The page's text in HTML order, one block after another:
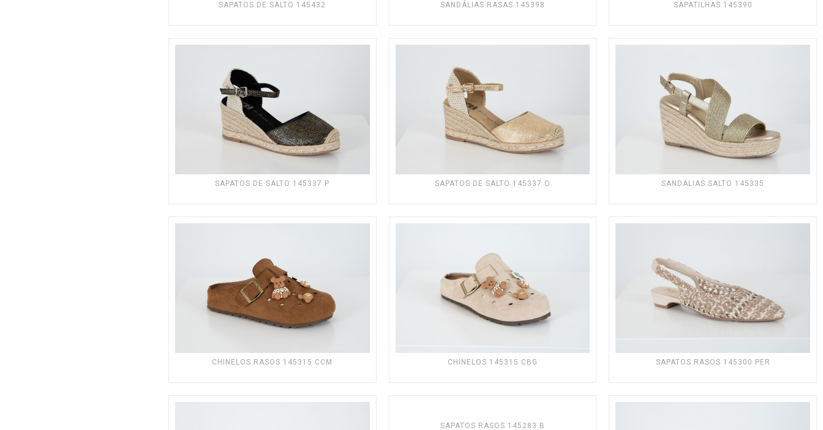
SAPATOS DE SALTO 145432 SANDÁLIAS RASAS 145398 SAPATILHAS 145390
SAPATOS DE SALTO 145337 P SAPATOS DE SALTO 145337 O SANDÁLIAS SALTO 145335
CHINELOS RASOS 145315 CCM CHINELOS 145315 CBG SAPATOS RASOS 145300 PER
SAPATOS RASOS 145283 B